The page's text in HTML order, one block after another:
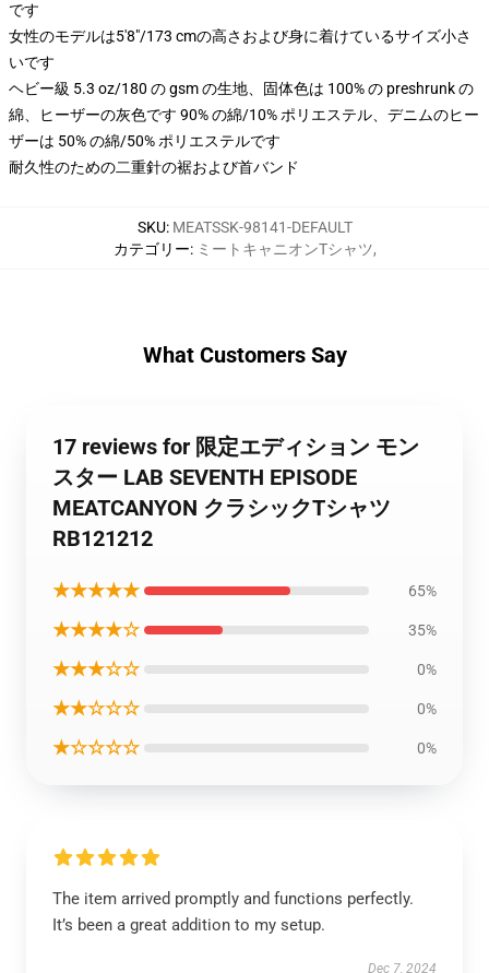
です
女性のモデルは5'8"/173 cmの高さおよび身に着けているサイズ小さ
いです
ヘビー級 5.3 oz/180 の gsm の生地、固体色は 100% の preshrunk の
綿、ヒーザーの灰色です 90% の綿/10% ポリエステル、デニムのヒー
ザーは 50% の綿/50% ポリエステルです
耐久性のための二重針の裾および首バンド
SKU: MEATSSK-98141-DEFAULT
カテゴリー: ミートキャニオンTシャツ,
What Customers Say
17 reviews for 限定エディション モン
スター LAB SEVENTH EPISODE
MEATCANYON クラシックTシャツ
RB121212
★★★★★ 65%
★★★★☆ 35%
★★★☆☆ 0%
★★☆☆☆ 0%
★☆☆☆☆ 0%
The item arrived promptly and functions perfectly.
It’s been a great addition to my setup.
Dec 7, 2024